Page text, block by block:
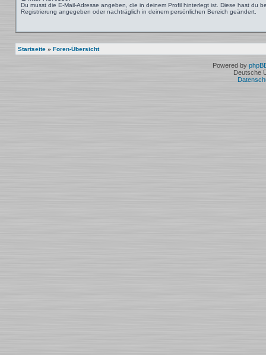
Du musst die E-Mail-Adresse angeben, die in deinem Profil hinterlegt ist. Diese hast du
Registrierung angegeben oder nachträglich in deinem persönlichen Bereich geändert.
Startseite » Foren-Übersicht
Powered by
Deutsche